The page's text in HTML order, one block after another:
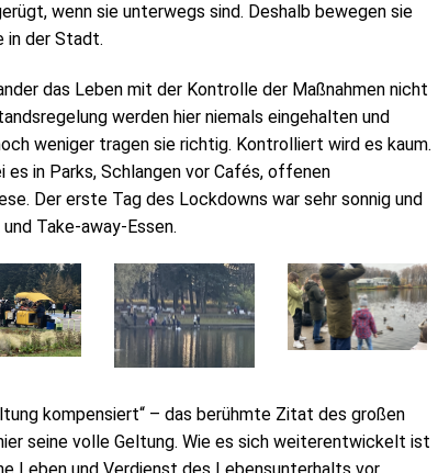
wenn sie unterwegs sind. Deshalb bewegen sie
in der Stadt.
das Leben mit der Kontrolle der Maßnahmen nicht
werden hier niemals eingehalten und
weniger tragen sie richtig. Kontrolliert wird es kaum.
es in Parks, Schlangen vor Cafés, offenen
Der erste Tag des Lockdowns war sehr sonnig und
Take-away-Essen.
kompensiert“ – das berühmte Zitat des großen
seine volle Geltung. Wie es sich weiterentwickelt ist